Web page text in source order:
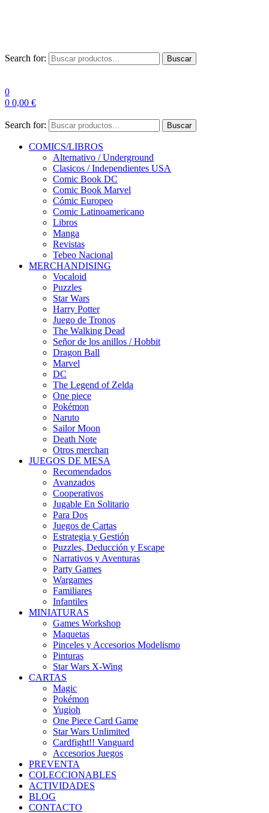
Search for: Buscar
0
0 0,00 €
Search for: Buscar
COMICS/LIBROS
Alternativo / Underground
Clasicos / Independientes USA
Comic Book DC
Comic Book Marvel
Cómic Europeo
Comic Latinoamericano
Libros
Manga
Revistas
Tebeo Nacional
MERCHANDISING
Vocaloid
Puzzles
Star Wars
Harry Potter
Juego de Tronos
The Walking Dead
Señor de los anillos / Hobbit
Dragon Ball
Marvel
DC
The Legend of Zelda
One piece
Pokémon
Naruto
Sailor Moon
Death Note
Otros merchan
JUEGOS DE MESA
Recomendados
Avanzados
Cooperativos
Jugable En Solitario
Para Dos
Juegos de Cartas
Estrategia y Gestión
Puzzles, Deducción y Escape
Narrativos y Aventuras
Party Games
Wargames
Familiares
Infantiles
MINIATURAS
Games Workshop
Maquetas
Pinceles y Accesorios Modelismo
Pinturas
Star Wars X-Wing
CARTAS
Magic
Pokémon
Yugioh
One Piece Card Game
Star Wars Unlimited
Cardfight!! Vanguard
Accesorios Juegos
PREVENTA
COLECCIONABLES
ACTIVIDADES
BLOG
CONTACTO